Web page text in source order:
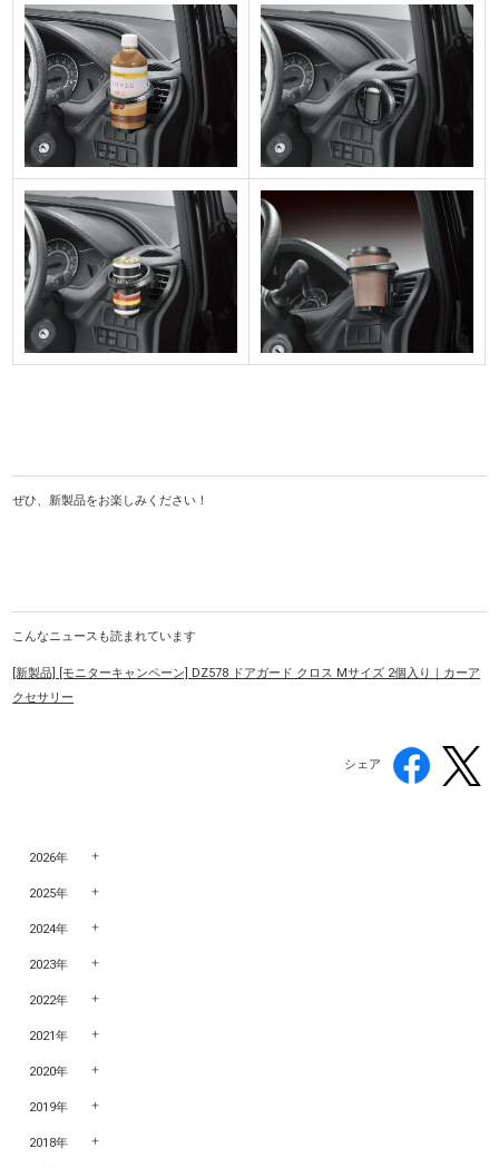
ぜひ、新製品をお楽しみください！
こんなニュースも読まれています
[新製品] [モニターキャンペーン] DZ578 ドアガード クロス Mサイズ 2個入り｜カーア
クセサリー
シェア
2026年
2025年
2024年
2023年
2022年
2021年
2020年
2019年
2018年